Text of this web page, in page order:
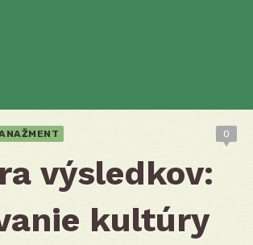
0
výsledkov:
kultúry